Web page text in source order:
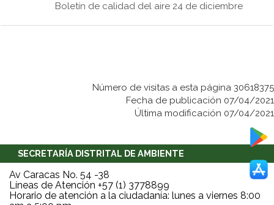
Boletín de calidad del aire 24 de diciembre
Número de visitas a esta página 30618375
Fecha de publicación 07/04/2021
Última modificación 07/04/2021
SECRETARÍA DISTRITAL DE AMBIENTE
Av Caracas No. 54 -38
Líneas de Atención +57 (1) 3778899
Horario de atención a la ciudadanía: lunes a viernes 8:00